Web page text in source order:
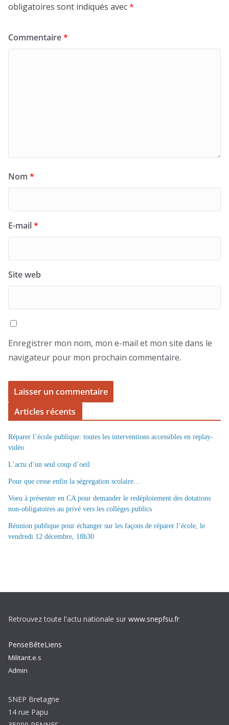
obligatoires sont indiqués avec*
Commentaire*
Nom *
E-mail*
Site web
Enregistrer mon nom, mon e-mail et mon site dans le
navigateur pour mon prochain commentaire.
Articles récents
Réparer l’école publique: toutes les interventions accessibles en replay-
vidéo
L’actu d’un seul coup d’oeil
Pour que cesse enfin la ségregation scolaire…
Voeu à présenter en CA pour demander le redéploiement des dotations
non-obligatoires au privé vers les collèges publics
Réunion publique pour échanger sur les façons de réparer l’école, le
vendredi 12 décembre, 18h30
Retrouvez toute l'actu nationale sur www.snepfsu.fr
PenseBêteLiens
Militant.e.s
Admin
SNEP Bretagne
14 rue Papu